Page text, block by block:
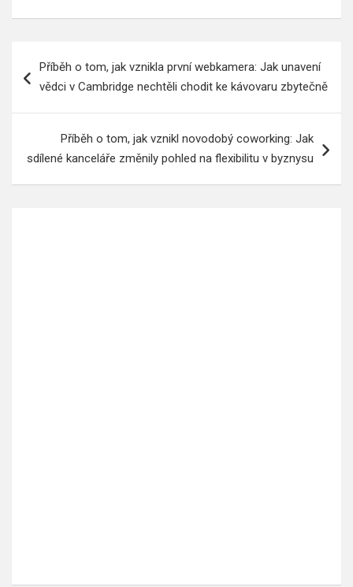
proPříběh o tom, jak vznikla první webkamera: Jak unavení
vědci v Cambridge nechtěli chodit ke kávovaru zbytečně
Příběh o tom, jak vznikl novodobý coworking: Jak
sdílené kanceláře změnily pohled na flexibilitu v byznysu